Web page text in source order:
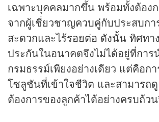
เฉพาะบุคคลมากขึ้น พร้อมทั้งต้อง
จากผู้เชี่ยวชาญควบคู่กับประสบก
สะดวกและไร้รอยต่อ ดังนั้น ทิศทา
ประกันในอนาคตจึงไม่ได้อยู่ที่การ
กรมธรรม์เพียงอย่างเดียว แต่คือก
โซลูชันที่เข้าใจชีวิต และสามารถ
ต้องการของลูกค้าได้อย่างครบถ้วน